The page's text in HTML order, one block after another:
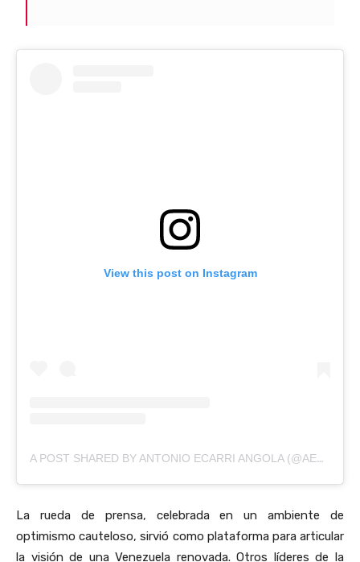
View this post on Instagram
A POST SHARED BY ANTONIO ECARRI ANGOLA (@AECARRILAPIZ)
La rueda de prensa, celebrada en un ambiente de
optimismo cauteloso, sirvió como plataforma para articular
la visión de una Venezuela renovada. Otros líderes de la